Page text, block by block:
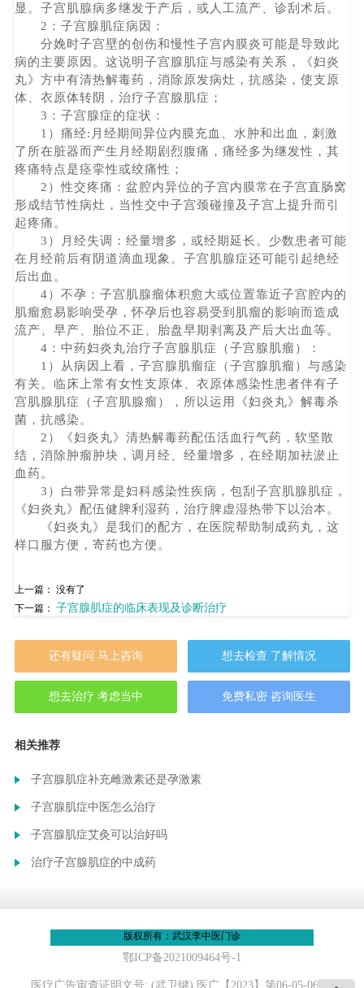
显。子宫肌腺病多继发于产后，或人工流产、诊刮术后。
2：子宫腺肌症病因：
分娩时子宫壁的创伤和慢性子宫内膜炎可能是导致此
病的主要原因。这说明子宫腺肌症与感染有关系，《妇炎
丸》方中有清热解毒药，消除原发病灶，抗感染，使支原
体、衣原体转阴，治疗子宫腺肌症；
3：子宫腺症的症状：
1）痛经:月经期间异位内膜充血、水肿和出血，刺激
了所在脏器而产生月经期剧烈腹痛，痛经多为继发性，其
疼痛特点是痉挛性或绞痛性；
2）性交疼痛：盆腔内异位的子宫内膜常在子宫直肠窝
形成结节性病灶，当性交中子宫颈碰撞及子宫上提升而引
起疼痛。
3）月经失调：经量增多，或经期延长。少数患者可能
在月经前后有阴道滴血现象。子宫肌腺症还可能引起绝经
后出血。
4）不孕：子宫肌腺瘤体积愈大或位置靠近子宫腔内的
肌瘤愈易影响受孕，怀孕后也容易受到肌瘤的影响而造成
流产、早产、胎位不正、胎盘早期剥离及产后大出血等。
4：中药妇炎丸治疗子宫腺肌症（子宫腺肌瘤）：
1）从病因上看，子宫腺肌瘤症（子宫腺肌瘤）与感染
有关。临床上常有女性支原体、衣原体感染性患者伴有子
宫肌腺肌症（子宫肌腺瘤），所以运用《妇炎丸》解毒杀
菌，抗感染。
2）《妇炎丸》清热解毒药配伍活血行气药，软坚散
结，消除肿瘤肿块，调月经、经量增多，在经期加袪淤止
血药。
3）白带异常是妇科感染性疾病，包刮子宫肌腺肌症，
《妇炎丸》配伍健脾利湿药，治疗脾虚湿热带下以治本。
《妇炎丸》是我们的配方，在医院帮助制成药丸，这
样口服方便，寄药也方便。
上一篇： 没有了
下一篇： 子宫腺肌症的临床表现及诊断治疗
还有疑问 马上咨询 想去检查 了解情况
想去治疗 考虑当中 免费私密 咨询医生
相关推荐
子宫腺肌症补充雌激素还是孕激素
子宫腺肌症中医怎么治疗
子宫腺肌症艾灸可以治好吗
治疗子宫腺肌症的中成药
版权所有：武汉李中医门诊
鄂ICP备2021009464号-1
医疗广告审查证明文号: (武卫键) 医广【2023】第06-05-06 号